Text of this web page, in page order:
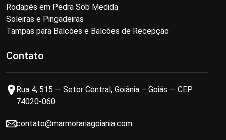
Rodapés em Pedra Sob Medida
Soleiras e Pingadeiras
Tampas para Balcões e Balcões de Recepção
Contato
Rua 4, 515 — Setor Central, Goiânia – Goiás — CEP
74020-060
contato@marmorariagoiania.com